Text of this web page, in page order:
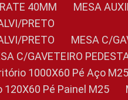
40MM
MESA
PRETO
PRETO
MESA C/
C/GAVETEIRO
1000X60 Pé Aço M25
120X60 Pé Painel M25